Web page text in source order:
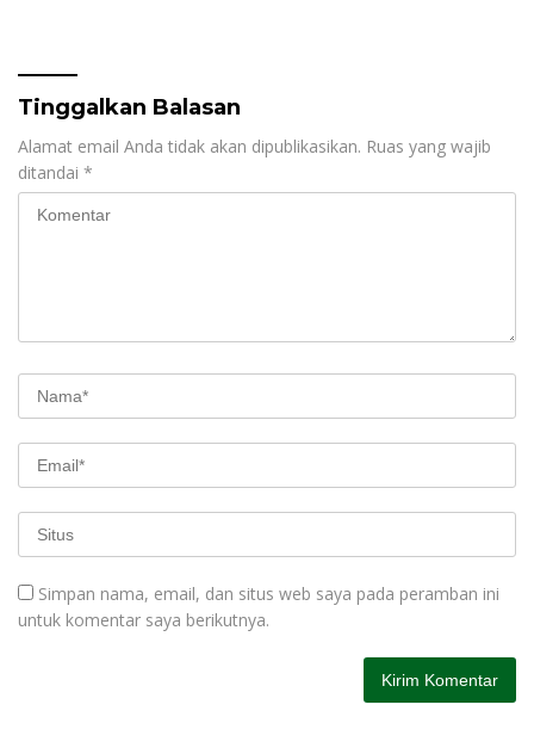
Tinggalkan Balasan
Alamat email Anda tidak akan dipublikasikan. Ruas yang wajib
ditandai *
Simpan nama, email, dan situs web saya pada peramban ini
untuk komentar saya berikutnya.